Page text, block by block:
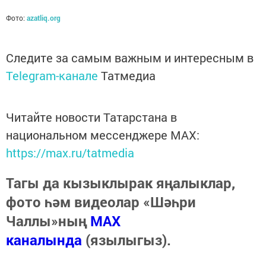
Фото: azatliq.org
Следите за самым важным и интересным в
Telegram-канале Татмедиа
Читайте новости Татарстана в
национальном мессенджере MАХ:
https://max.ru/tatmedia
Тагы да кызыклырак яңалыклар,
фото һәм видеолар «Шәһри
Чаллы»ныңMAX
каналында (язылыгыз).